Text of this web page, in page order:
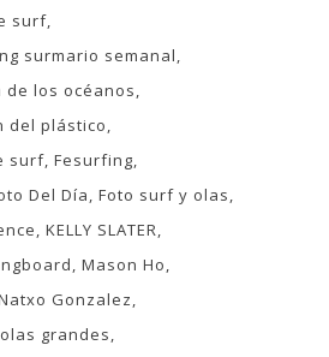
surf
surmario semanal
de los océanos
del plástico
surf Fesurfing
Del Día Foto surf y olas
KELLY SLATER
Mason Ho
Gonzalez
olas grandes